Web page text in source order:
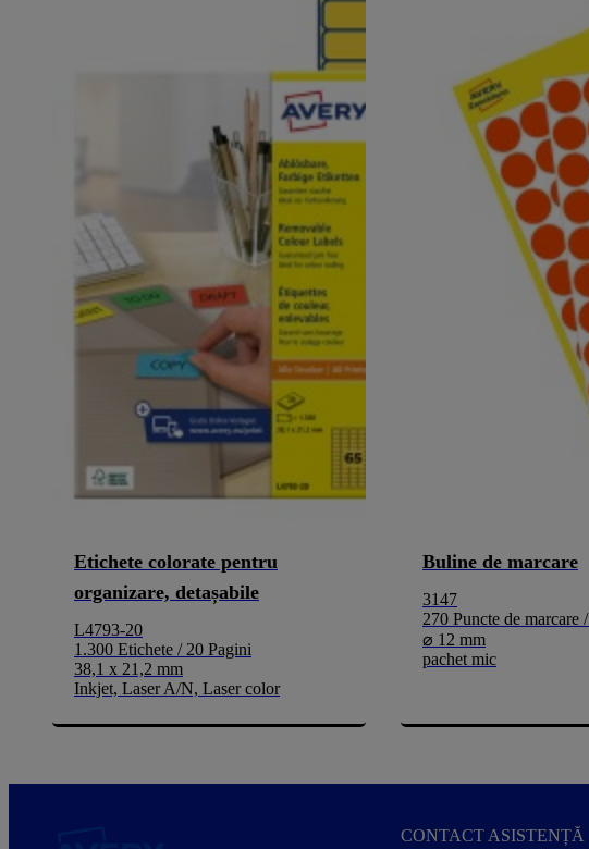
Etichete colorate pentru
organizare, detașabile
L4793-20
1.300 Etichete / 20 Pagini
38,1 x 21,2 mm
Inkjet, Laser A/N, Laser color
Buline de marcare
3147
270 Puncte de marcare
⌀ 12 mm
pachet mic
CONTACT ASISTENȚĂ